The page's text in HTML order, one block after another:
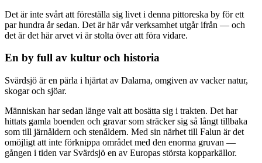
Det är inte svårt att föreställa sig livet i denna pittoreska by för ett
par hundra år sedan. Det är här vår verksamhet utgår ifrån — och
det är det här arvet vi är stolta över att föra vidare.
En by full av kultur och historia
Svärdsjö är en pärla i hjärtat av Dalarna, omgiven av vacker natur,
skogar och sjöar.
Människan har sedan länge valt att bosätta sig i trakten. Det har
hittats gamla boenden och gravar som sträcker sig så långt tillbaka
som till järnåldern och stenåldern. Med sin närhet till Falun är det
omöjligt att inte förknippa området med den enorma gruvan —
gången i tiden var Svärdsjö en av Europas största kopparkällor.